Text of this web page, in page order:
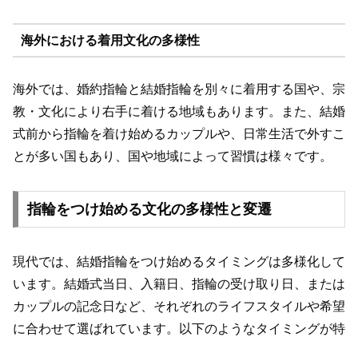
海外における着用文化の多様性
海外では、婚約指輪と結婚指輪を別々に着用する国や、宗
教・文化により右手に着ける地域もあります。また、結婚
式前から指輪を着け始めるカップルや、日常生活で外すこ
とが多い国もあり、国や地域によって習慣は様々です。
指輪をつけ始める文化の多様性と変遷
現代では、結婚指輪をつけ始めるタイミングは多様化して
います。結婚式当日、入籍日、指輪の受け取り日、または
カップルの記念日など、それぞれのライフスタイルや希望
に合わせて選ばれています。以下のようなタイミングが特